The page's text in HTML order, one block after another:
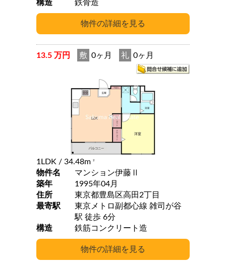
構造
鉄骨造
13.5 万円 敷 0ヶ月 礼 0ヶ月
1LDK / 34.48m 2
物件名
マンション伊藤Ⅱ
築年
1995年04月
住所
東京都豊島区高田2丁目
最寄駅
東京メトロ副都心線 雑司が谷
駅 徒歩 6分
構造
鉄筋コンクリート造